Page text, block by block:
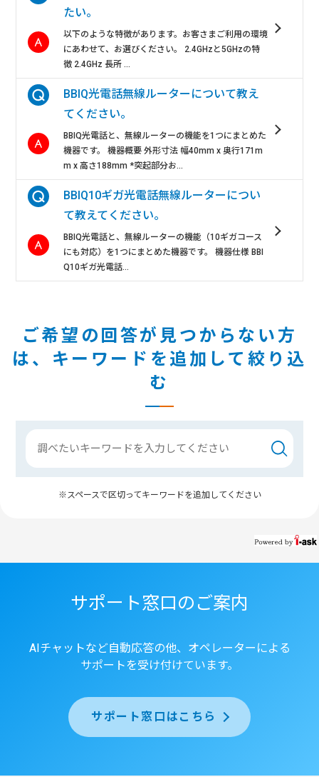
たい。
以下のような特徴があります。お客さまご利用の環境
にあわせて、お選びください。 2.4GHzと5GHzの特
徴 2.4GHz 長所 ...
BBIQ光電話無線ルーターについて教え
てください。
BBIQ光電話と、無線ルーターの機能を1つにまとめた
機器です。 機器概要 外形寸法 幅40mm x 奥行171m
m x 高さ188mm *突起部分お...
BBIQ10ギガ光電話無線ルーターについ
て教えてください。
BBIQ光電話と、無線ルーターの機能（10ギガコース
にも対応）を1つにまとめた機器です。 機器仕様 BBI
Q10ギガ光電話...
ご希望の回答が見つからない方
は、 キーワードを追加して絞り込
む
※スペースで区切ってキーワードを追加してください
サポート窓口のご案内
AIチャットなど自動応答の他、オペレーターによる
サポートを受け付けています。
サポート窓口はこちら